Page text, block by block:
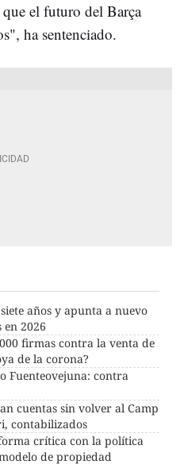
el futuro del Barça
ha sentenciado.
años y apunta a nuevo
2026
firmas contra la venta de
de la corona?
Fuenteovejuna: contra
cuentas sin volver al Camp
contabilizados
crítica con la política
de propiedad